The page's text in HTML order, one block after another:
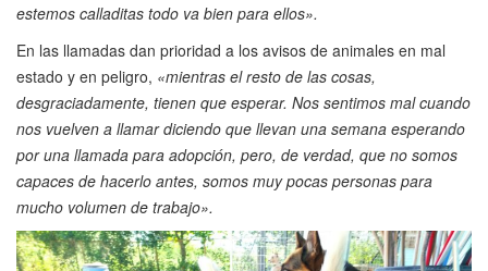
estemos calladitas todo va bien para ellos».
En las llamadas dan prioridad a los avisos de animales en mal
estado y en peligro, «mientras el resto de las cosas,
desgraciadamente, tienen que esperar. Nos sentimos mal cuando
nos vuelven a llamar diciendo que llevan una semana esperando
por una llamada para adopción, pero, de verdad, que no somos
capaces de hacerlo antes, somos muy pocas personas para
mucho volumen de trabajo».